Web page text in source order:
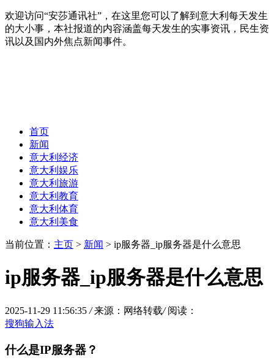
欢迎访问“安莎通讯社”，在这里您可以了解到意大利每天发生
的大小事，本社报道的内容涵盖每天发生的实事资讯，民生资
讯以及国内外焦点新闻事件。
首页
新闻
意大利经济
意大利娱乐
意大利旅游
意大利教育
意大利体育
意大利美食
当前位置： 主页 > 新闻 > ip服务器_ip服务器是什么意思
ip服务器_ip服务器是什么意思
2025-11-29 11:56:35 / 来源：网络转载/ 阅读：
搜狗输入法
什么是IP服务器？